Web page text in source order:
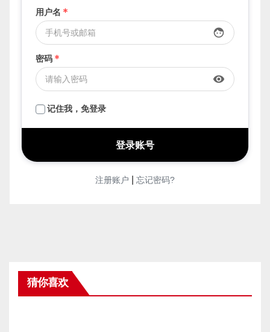
用户名*
face
密码*
visibility
记住我，免登录